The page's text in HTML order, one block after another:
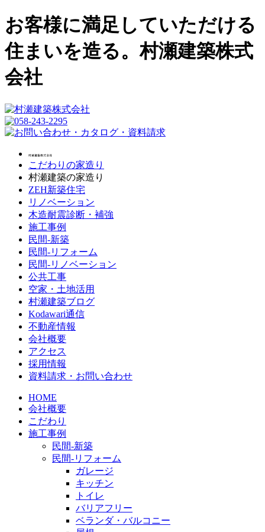
お客様に満足していただける
住まいを造る。村瀬建築株式
会社
こだわりの家造り
村瀬建築の家造り
ZEH新築住宅
リノベーション
木造耐震診断・補強
施工事例
民間-新築
民間-リフォーム
民間-リノベーション
公共工事
空家・土地活用
村瀬建築ブログ
Kodawari通信
不動産情報
会社概要
アクセス
採用情報
資料請求・お問い合わせ
HOME
会社概要
こだわり
施工事例
民間-新築
民間-リフォーム
ガレージ
キッチン
トイレ
バリアフリー
ベランダ・バルコニー